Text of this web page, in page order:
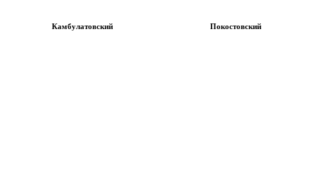
Камбулатовский Покостовский